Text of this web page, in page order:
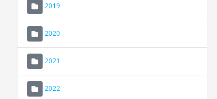
2019
2020
2021
2022